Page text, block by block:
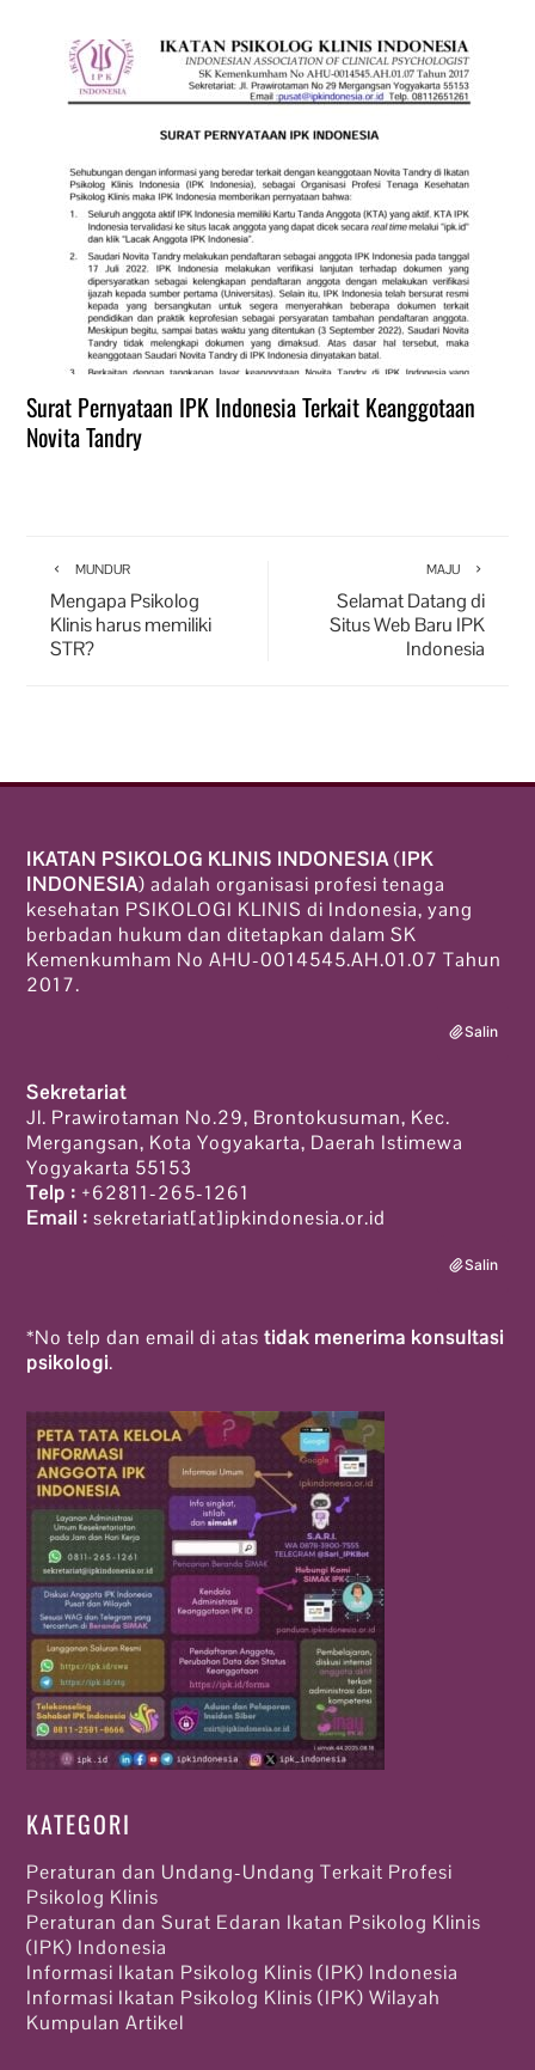
Surat Pernyataan IPK Indonesia Terkait Keanggotaan
Novita Tandry
MUNDUR
Mengapa Psikolog
Klinis harus memiliki
STR?
MAJU
Selamat Datang di
Situs Web Baru IPK
Indonesia
IKATAN PSIKOLOG KLINIS INDONESIA(IPK
INDONESIA) adalah organisasi profesi tenaga
kesehatan PSIKOLOGI KLINIS di Indonesia, yang
berbadan hukum dan ditetapkan dalam SK
Kemenkumham No AHU-0014545.AH.01.07 Tahun
2017.
Salin
Sekretariat
Jl. Prawirotaman No.29, Brontokusuman, Kec.
Mergangsan, Kota Yogyakarta, Daerah Istimewa
Yogyakarta 55153
Telp : +62811-265-1261
Email : sekretariat[at]ipkindonesia.or.id
Salin
*No telp dan email di atastidak menerima konsultasi
psikologi.
KATEGORI
Peraturan dan Undang-Undang Terkait Profesi
Psikolog Klinis
Peraturan dan Surat Edaran Ikatan Psikolog Klinis
(IPK) Indonesia
Informasi Ikatan Psikolog Klinis (IPK) Indonesia
Informasi Ikatan Psikolog Klinis (IPK) Wilayah
Kumpulan Artikel